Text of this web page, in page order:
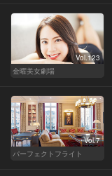
Vol.123
金曜美女劇場
Vol.7
パーフェクトフライト